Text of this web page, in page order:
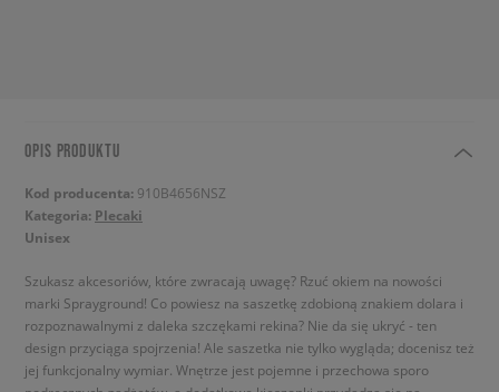
OPIS PRODUKTU
Kod producenta: 910B4656NSZ
Kategoria: Plecaki
Unisex
Szukasz akcesoriów, które zwracają uwagę? Rzuć okiem na nowości
marki Sprayground! Co powiesz na saszetkę zdobioną znakiem dolara i
rozpoznawalnymi z daleka szczękami rekina? Nie da się ukryć - ten
design przyciąga spojrzenia! Ale saszetka nie tylko wygląda; docenisz też
jej funkcjonalny wymiar. Wnętrze jest pojemne i przechowa sporo